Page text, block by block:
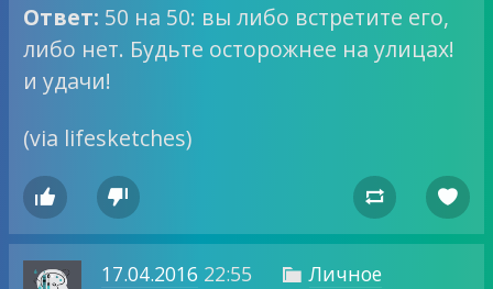
Ответ: 50 на 50: вы либо встретите его,
либо нет. Будьте осторожнее на улицах!
и удачи!
(via lifesketches)
   
17.04.2016 22:55  Личное